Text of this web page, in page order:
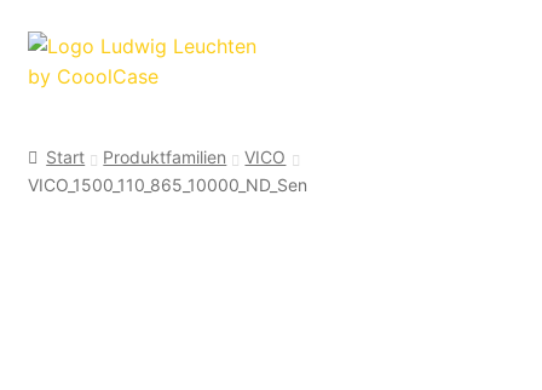
Zur
Navigation
Zum
Inhalt
Start Produktfamilien
VICO
VICO_1500_110_865_10000_ND_Sen